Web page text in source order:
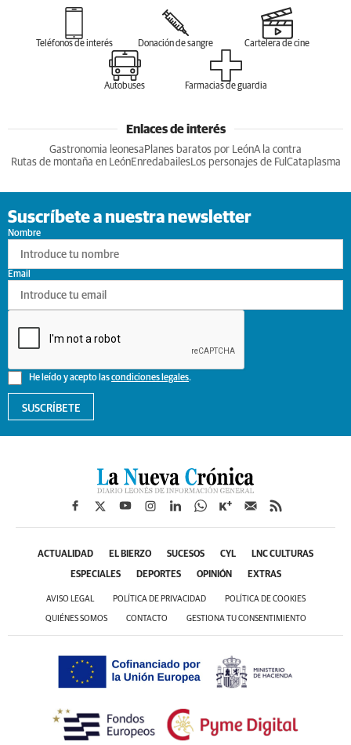
Teléfonos de interés Donación de sangre Cartelera de cine
Autobuses Farmacias de guardia
Enlaces de interés
Gastronomia leonesa Planes baratos por LeónA la contra
Rutas de montaña en LeónEnredabailesLos personajes de Ful Cataplasma
Suscríbete a nuestra newsletter
Nombre
He leído y acepto lascondiciones legales.
Email
SUSCRÍBETE
ACTUALIDAD EL BIERZO SUCESOS CYL LNC CULTURAS
ESPECIALES DEPORTES OPINIÓN EXTRAS
AVISO LEGAL POLÍTICA DE PRIVACIDAD POLÍTICA DE COOKIES
QUIÉNES SOMOS CONTACTO GESTIONA TU CONSENTIMIENTO